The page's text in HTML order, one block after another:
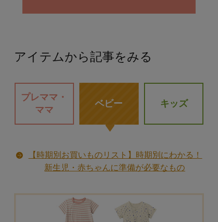
アイテムから記事をみる
プレママ・
ママ
ベビー キッズ
【時期別お買いものリスト】時期別にわかる！
新生児・赤ちゃんに準備が必要なもの